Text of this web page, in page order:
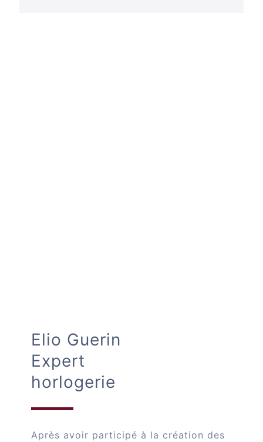
Elio Guerin
Expert
horlogerie
Après avoir participé à la création des